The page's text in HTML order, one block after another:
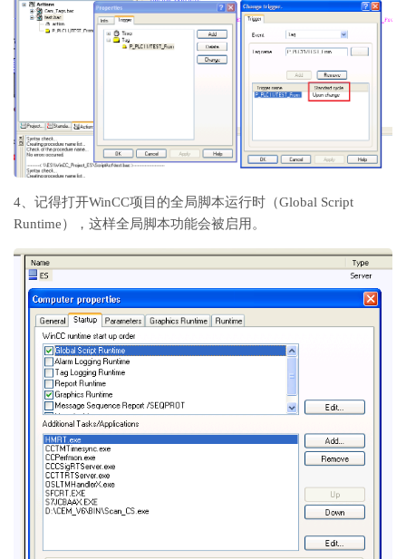
4、记得打开WinCC项目的全局脚本运行时（Global Script
Runtime），这样全局脚本功能会被启用。